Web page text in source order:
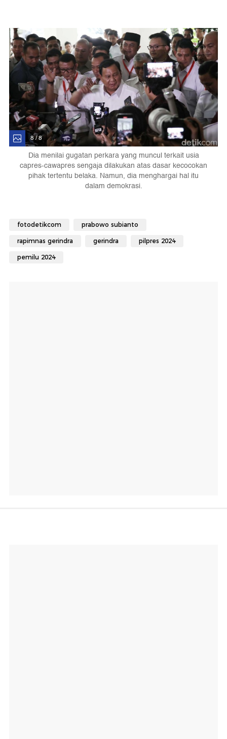
8 / 8
Dia menilai gugatan perkara yang muncul terkait usia
capres-cawapres sengaja dilakukan atas dasar kecocokan
pihak tertentu belaka. Namun, dia menghargai hal itu
dalam demokrasi.
fotodetikcom prabowo subianto
rapimnas gerindra gerindra pilpres 2024
pemilu 2024